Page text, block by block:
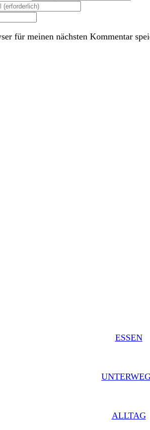
für meinen nächsten Kommentar
ESSEN
ALLTAG